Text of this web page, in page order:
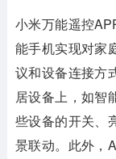
小米万能遥控
能手机实现对家
议和设备连接方
居设备上，如智
些设备的开关、
景联动。此外，